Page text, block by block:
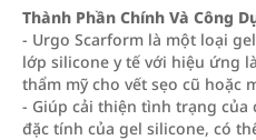
Thành Phần Chính Và Công
- Urgo Scarform là một loại
lớp silicone y tế với hiệu ứng
thẩm mỹ cho vết sẹo cũ hoặc
- Giúp cải thiện tình trạng của
đặc tính của gel silicone, có